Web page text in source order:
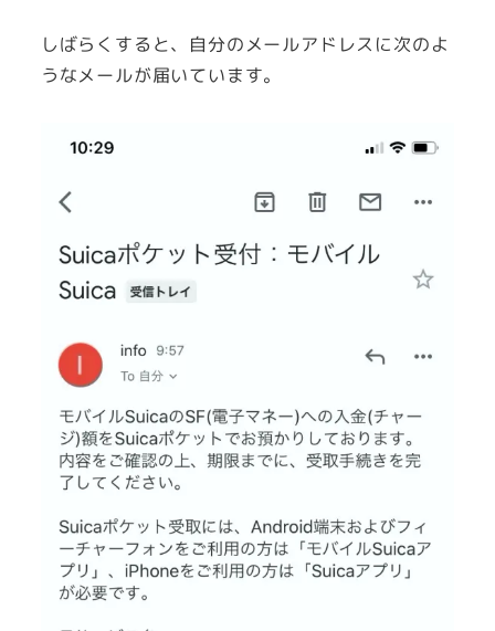
しばらくすると、自分のメールアドレスに次のよ
うなメールが届いています。